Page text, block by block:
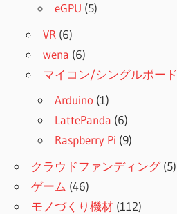
eGPU (5)
VR (6)
wena (6)
マイコン/シングルボード
Arduino (1)
LattePanda (6)
Raspberry Pi (9)
クラウドファンディング(5)
ゲーム (46)
モノづくり機材 (112)